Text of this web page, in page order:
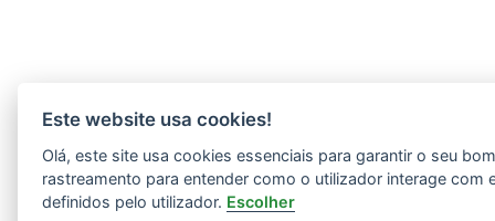
Este website usa cookies!
Olá, este site usa cookies essenciais para garantir o seu
rastreamento para entender como o utilizador interage com
definidos pelo utilizador. Escolher